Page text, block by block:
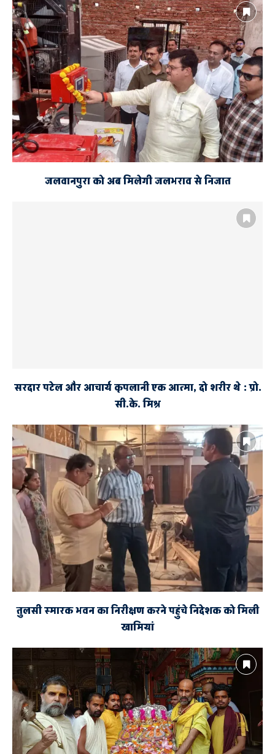
जलवानपुरा को अब मिलेगी जलभराव से निजात
सरदार पटेल और आचार्य कृपलानी एक आत्मा, दो शरीर थे : प्रो.
सी.के. मिश्र
तुलसी स्मारक भवन का निरीक्षण करने पहुंचे निदेशक को मिली
खामियां